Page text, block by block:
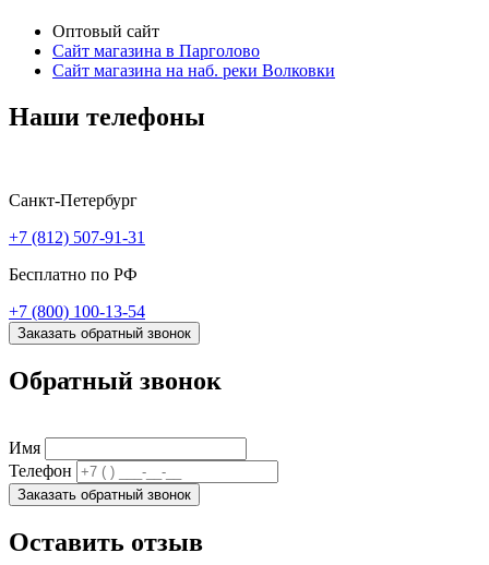
Оптовый сайт
Сайт магазина в Парголово
Сайт магазина на наб. реки Волковки
Наши телефоны
Санкт-Петербург
+7 (812) 507-91-31
Бесплатно по РФ
+7 (800) 100-13-54
Заказать обратный звонок
Обратный звонок
Имя
Телефон
Заказать обратный звонок
Оставить отзыв